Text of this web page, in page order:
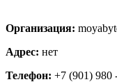
Организация:
Адрес: нет
Телефон: +7 (901) 980